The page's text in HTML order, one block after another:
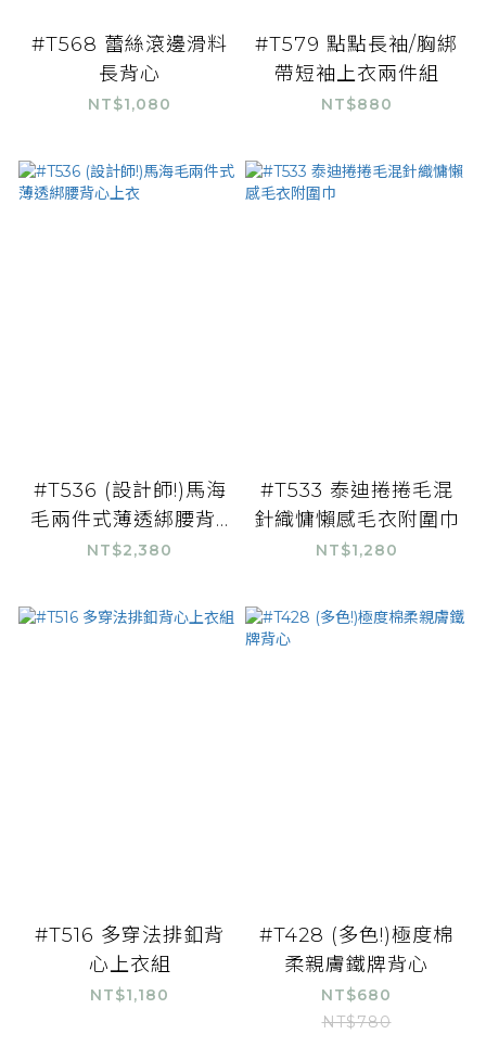
#T568 蕾絲滾邊滑料
長背心
NT$1,080
#T579 點點長袖/胸綁
帶短袖上衣兩件組
NT$880
#T536 (設計師!)馬海
毛兩件式薄透綁腰背...
NT$2,380
#T533 泰迪捲捲毛混
針織慵懶感毛衣附圍巾
NT$1,280
#T516 多穿法排釦背
心上衣組
NT$1,180
#T428 (多色!)極度棉
柔親膚鐵牌背心
NT$680
NT$780